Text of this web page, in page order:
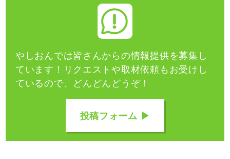
やしおんでは皆さんからの情報提供を募集し
ています！ リクエストや取材依頼もお受けし
ているので、どんどんどうぞ！
投稿フォーム ▶